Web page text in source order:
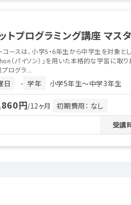
トプログラミング講座 マス
コースは、小学5・6年生から中学生を対象と
（パイソン）」を用いた本格的な学習に取
プログラ...
日 - 学年 小学5年生〜中学3年生
円/12ヶ月
初期費用： なし
受講